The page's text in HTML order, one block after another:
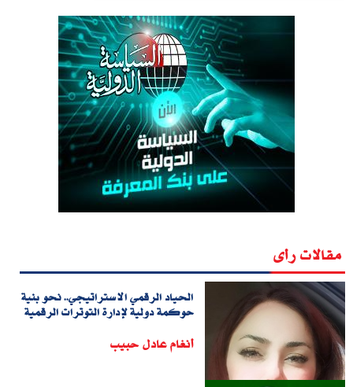
مقالات رأى
الحياد الرقمي الاستراتيجي.. نحو بنية
حوكمة دولية لإدارة التوترات الرقمية
أنغام عادل حبيب